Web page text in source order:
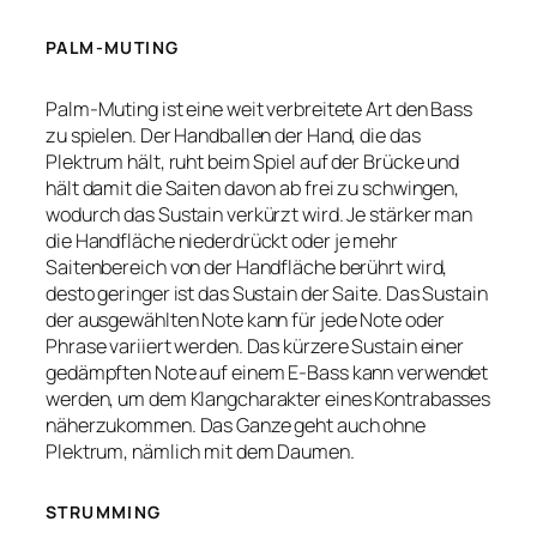
PALM-MUTING
Palm-Muting ist eine weit verbreitete Art den Bass
zu spielen. Der Handballen der Hand, die das
Plektrum hält, ruht beim Spiel auf der Brücke und
hält damit die Saiten davon ab frei zu schwingen,
wodurch das Sustain verkürzt wird. Je stärker man
die Handfläche niederdrückt oder je mehr
Saitenbereich von der Handfläche berührt wird,
desto geringer ist das Sustain der Saite. Das Sustain
der ausgewählten Note kann für jede Note oder
Phrase variiert werden. Das kürzere Sustain einer
gedämpften Note auf einem E-Bass kann verwendet
werden, um dem Klangcharakter eines Kontrabasses
näherzukommen. Das Ganze geht auch ohne
Plektrum, nämlich mit dem Daumen.
STRUMMING